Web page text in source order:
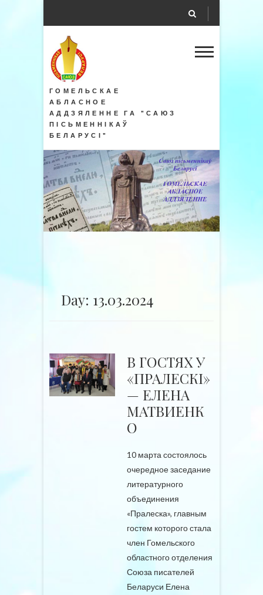
ГОМЕЛЬСКАЕ
АБЛАСНОЕ
АДДЗЯЛЕННЕ ГА "САЮЗ
ПІСЬМЕННІКАЎ
БЕЛАРУСІ"
Day: 13.03.2024
В ГОСТЯХ У
«ПРАЛЕСКІ»
— ЕЛЕНА
МАТВИЕНК
О
10 марта состоялось
очередное заседание
литературного
объединения
«Пралеска», главным
гостем которого стала
член Гомельского
областного отделения
Союза писателей
Беларуси Елена